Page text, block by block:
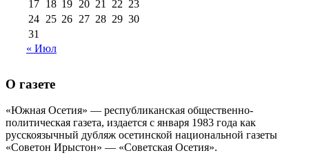
17 18 19 20 21 22 23
24 25 26 27 28 29 30
31
« Июл
О газете
«Южная Осетия» — республиканская общественно-
политическая газета, издается с января 1983 года как
русскоязычный дубляж осетинской национальной газеты
«Советон Ирыстон» — «Советская Осетия».